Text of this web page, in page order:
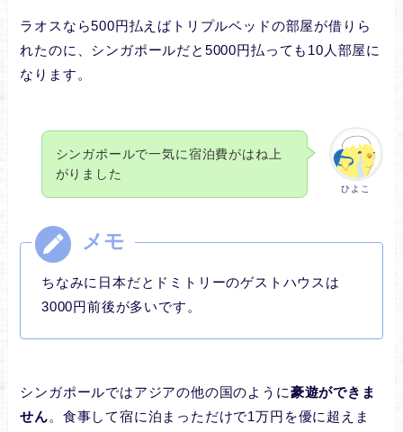
ラオスなら500円払えばトリプルベッドの部屋が借りら
れたのに、シンガポールだと5000円払っても10人部屋に
なります。
ひよこ
シンガポールで一気に宿泊費がはね上
がりました
ちなみに日本だとドミトリーのゲストハウスは
3000円前後が多いです。
シンガポールではアジアの他の国のように豪遊ができま
せん。食事して宿に泊まっただけで1万円を優に超えま